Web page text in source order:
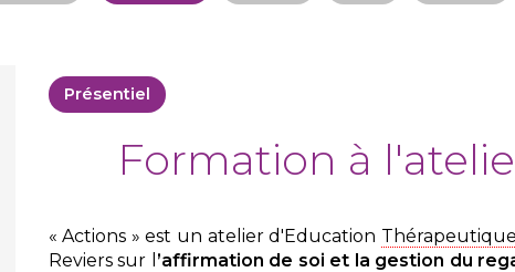
Présentiel
Formation à
« Actions » est un atelier d'Education Thérapeutique
Reviers sur l ’affirmation de soi et la gestion du